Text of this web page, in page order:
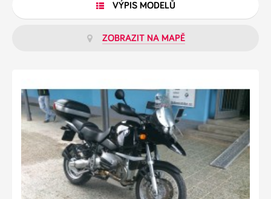
VÝPIS MODELŮ
ZOBRAZIT NA MAPĚ